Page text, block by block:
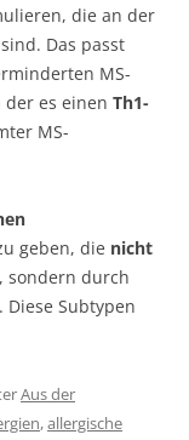
die an der
Das passt
MS-
es einen Th1-
MS-
geben, die nicht
sondern durch
Diese Subtypen
Aus der
,allergische